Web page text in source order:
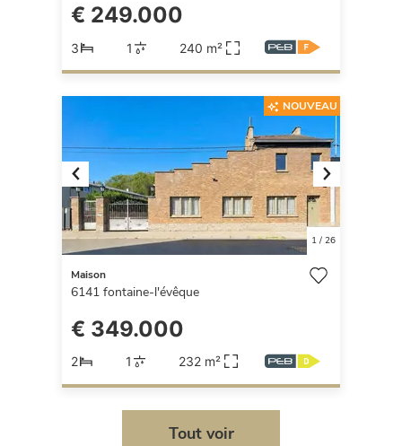
€ 249.000
3 1 240 m²
Previous Next
1/ 26
NOUVEAU
Maison
6141 fontaine-l'évêque
€ 349.000
2 1 232 m²
Tout voir